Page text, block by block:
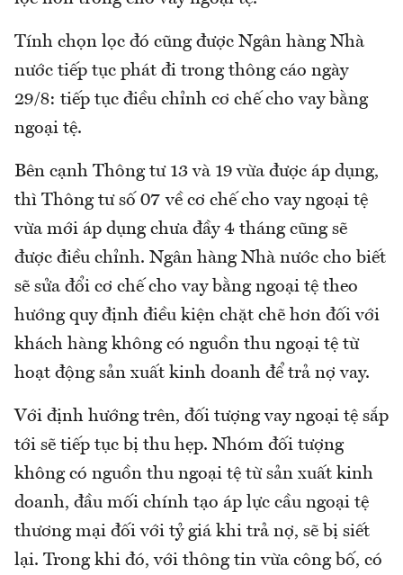
Tính chọn lọc đó cũng được Ngân hàng Nhà
nước tiếp tục phát đi trong thông cáo ngày
29/8: tiếp tục điều chỉnh cơ chế cho vay bằng
ngoại tệ.
Bên cạnh Thông tư 13 và 19 vừa được áp dụng,
thì Thông tư số 07 về cơ chế cho vay ngoại tệ
vừa mới áp dụng chưa đầy 4 tháng cũng sẽ
được điều chỉnh. Ngân hàng Nhà nước cho biết
sẽ sửa đổi cơ chế cho vay bằng ngoại tệ theo
hướng quy định điều kiện chặt chẽ hơn đối với
khách hàng không có nguồn thu ngoại tệ từ
hoạt động sản xuất kinh doanh để trả nợ vay.
Với định hướng trên, đối tượng vay ngoại tệ sắp
tới sẽ tiếp tục bị thu hẹp. Nhóm đối tượng
không có nguồn thu ngoại tệ từ sản xuất kinh
doanh, đầu mối chính tạo áp lực cầu ngoại tệ
thương mại đối với tỷ giá khi trả nợ, sẽ bị siết
lại. Trong khi đó, với thông tin vừa công bố, có